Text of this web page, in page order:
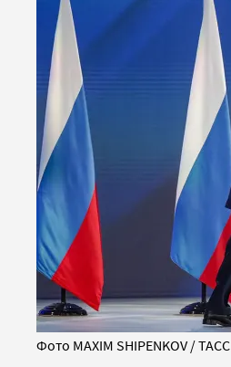
Фото MAXIM SHIPENKOV / ТАСС